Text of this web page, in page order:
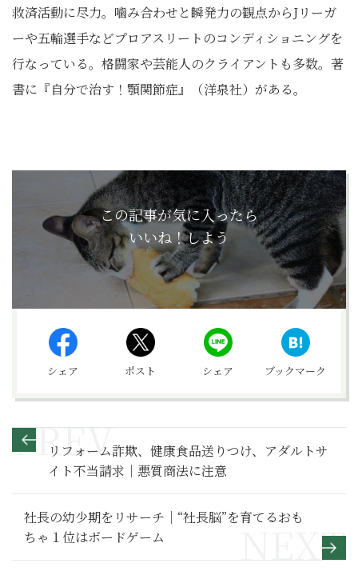
救済活動に尽力。噛み合わせと瞬発力の観点からJリーガ
ーや五輪選手などプロアスリートのコンディショニングを
行なっている。格闘家や芸能人のクライアントも多数。著
書に『自分で治す！顎関節症』（洋泉社）がある。
この記事が気に入ったら
いいね！しよう
シェア ポスト シェア ブックマーク
リフォーム詐欺、健康食品送りつけ、アダルトサ
イト不当請求｜悪質商法に注意
社長の幼少期をリサーチ｜“社長脳”を育てるおも
ちゃ１位はボードゲーム